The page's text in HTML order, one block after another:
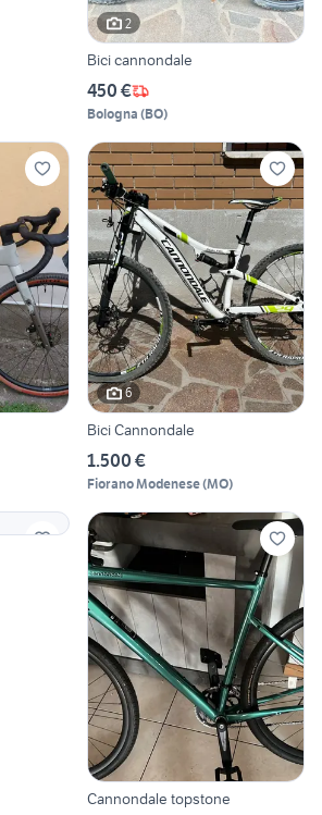
2
Bici cannondale
450 €
Bologna (BO)
6
Bici Cannondale
1.500 €
Fiorano Modenese(MO)
Cannondale topstone